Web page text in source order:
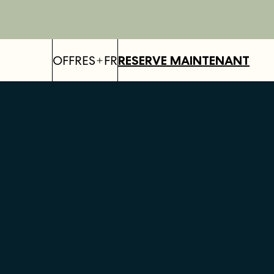
OFFRES FRRESERVE MAINTENANT